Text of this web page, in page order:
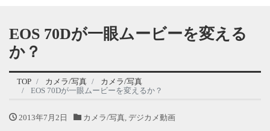
EOS 70Dが一眼ムービーを変える
か？
TOP カメラ/写真
カメラ/写真
EOS 70Dが一眼ムービーを変えるか？
2013年7月2日 カメラ/写真, デジカメ動画